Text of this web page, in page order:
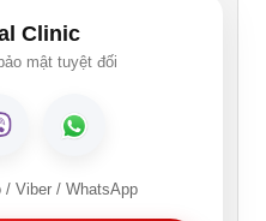
Clinic
mật tuyệt đối
/ Viber / WhatsApp